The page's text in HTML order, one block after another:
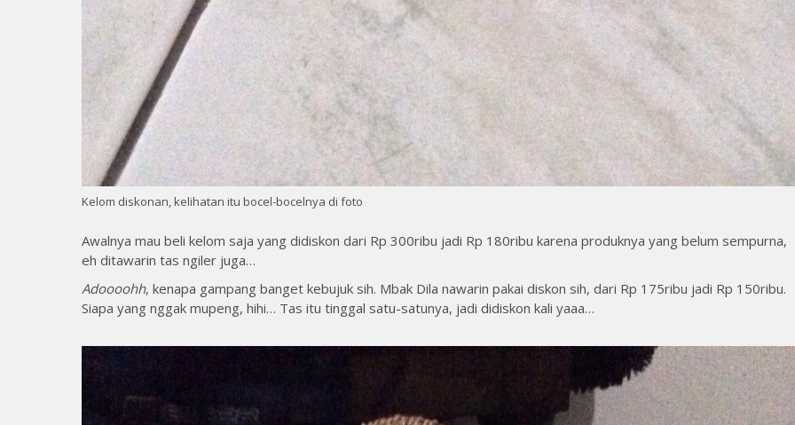
Kelom diskonan, kelihatan itu bocel-bocelnya di foto
Awalnya mau beli kelom saja yang didiskon dari Rp 300ribu jadi Rp 180ribu karena produknya yang belum sempurna,
eh ditawarin tas ngiler juga…
Adoooohh, kenapa gampang banget kebujuk sih. Mbak Dila nawarin pakai diskon sih, dari Rp 175ribu jadi Rp 150ribu.
Siapa yang nggak mupeng, hihi… Tas itu tinggal satu-satunya, jadi didiskon kali yaaa…